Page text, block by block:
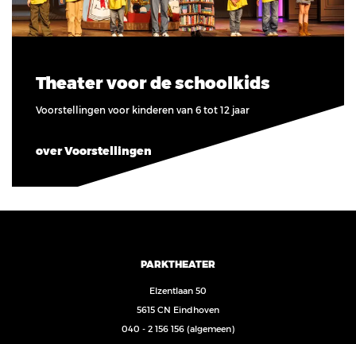
Theater voor de schoolkids
Voorstellingen voor kinderen van 6 tot 12 jaar
over Voorstellingen
PARKTHEATER
Elzentlaan 50
5615 CN Eindhoven
040 - 2 156 156 (algemeen)